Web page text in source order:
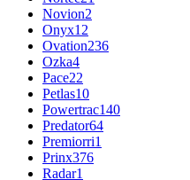
Novion2
Onyx12
Ovation236
Ozka4
Pace22
Petlas10
Powertrac140
Predator64
Premiorri1
Prinx376
Radar1